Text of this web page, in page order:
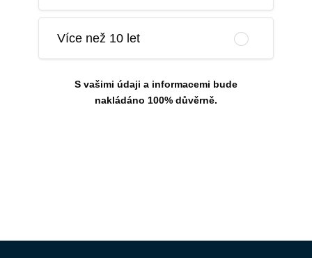
Více než 10 let
S vašimi údaji a informacemi bude
nakládáno 100% důvěrně.